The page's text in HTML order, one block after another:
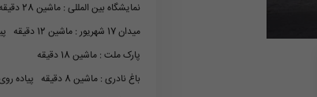
نمایشگاه بین المللی : ماشین 28 دقیقه
میدان 17 شهریور : ماشین 12 دقیقه پیاده روی 21دقیقه
پارک ملت : ماشین 18 دقیقه
باغ نادری : ماشین 8 دقیقه پیاده روی 29دقیقه